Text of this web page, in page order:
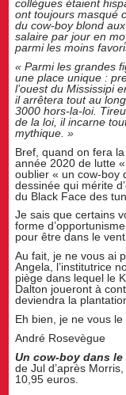
collègues étaient
ont toujours masqué
du cow-boy blond
salaire par jour en
parmi les moins
« Parmi les grandes
une place unique :
l’ouest du Mississipi
il arrêtera tout au
3000 hors-la-loi.
de la loi, il incarne
mythique. »
Bref, quand on fera
année 2020 de lutte
oublier « un cow-boy
dessinée qui mérite
du Black Face des
Je sais que certains
forme
pour être dans le
Au fait, je ne vous ai
Angela, l’institutrice
piège dans lequel le
Dalton joueront à
deviendra la
Eh bien, je ne vous le
André Rosevègue
Un cow-boy dans le
de Jul d’après
10,95 euros.